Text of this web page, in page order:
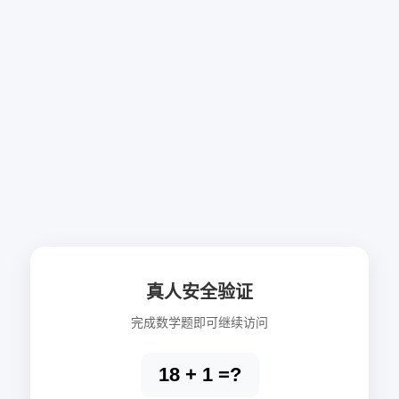
真人安全验证
完成数学题即可继续访问
18 + 1 =?